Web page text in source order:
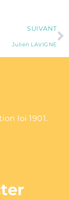
SUIVANT
Julien LAVIGNE
loi 1901.